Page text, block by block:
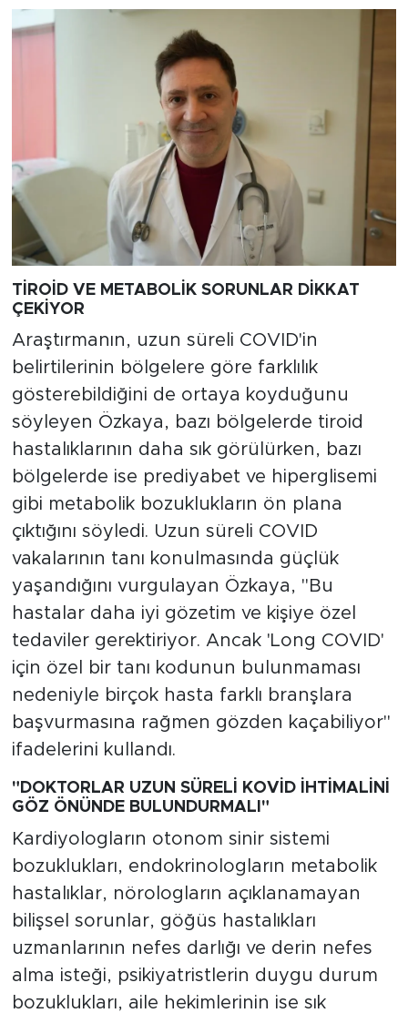
TİROİD VE METABOLİK SORUNLAR DİKKAT
ÇEKİYOR
Araştırmanın, uzun süreli COVID'in
belirtilerinin bölgelere göre farklılık
gösterebildiğini de ortaya koyduğunu
söyleyen Özkaya, bazı bölgelerde tiroid
hastalıklarının daha sık görülürken, bazı
bölgelerde ise prediyabet ve hiperglisemi
gibi metabolik bozuklukların ön plana
çıktığını söyledi. Uzun süreli COVID
vakalarının tanı konulmasında güçlük
yaşandığını vurgulayan Özkaya, "Bu
hastalar daha iyi gözetim ve kişiye özel
tedaviler gerektiriyor. Ancak 'Long COVID'
için özel bir tanı kodunun bulunmaması
nedeniyle birçok hasta farklı branşlara
başvurmasına rağmen gözden kaçabiliyor"
ifadelerini kullandı.
"DOKTORLAR UZUN SÜRELİ KOVİD İHTİMALİNİ
GÖZ ÖNÜNDE BULUNDURMALI"
Kardiyologların otonom sinir sistemi
bozuklukları, endokrinologların metabolik
hastalıklar, nörologların açıklanamayan
bilişsel sorunlar, göğüs hastalıkları
uzmanlarının nefes darlığı ve derin nefes
alma isteği, psikiyatristlerin duygu durum
bozuklukları, aile hekimlerinin ise sık